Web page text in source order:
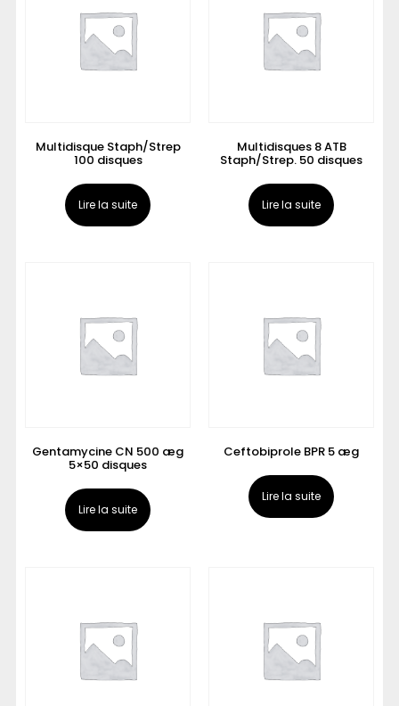
Multidisque Staph/Strep
100 disques
Lire la suite
Multidisques 8 ATB
Staph/Strep. 50 disques
Lire la suite
Gentamycine CN 500 æg
5×50 disques
Lire la suite
Ceftobiprole BPR 5 æg
Lire la suite